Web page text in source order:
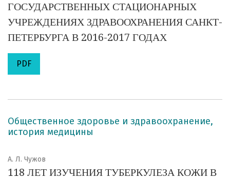
ГОСУДАРСТВЕННЫХ СТАЦИОНАРНЫХ
УЧРЕЖДЕНИЯХ ЗДРАВООХРАНЕНИЯ САНКТ-
ПЕТЕРБУРГА В 2016-2017 ГОДАХ
PDF
Общественное здоровье и здравоохранение,
история медицины
А. Л. Чужов
118 ЛЕТ ИЗУЧЕНИЯ ТУБЕРКУЛЕЗА КОЖИ В